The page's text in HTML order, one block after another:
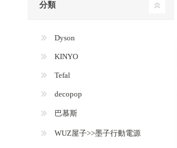
分類
Dyson
KINYO
Tefal
decopop
巴慕斯
WUZ屋子>>墨子行動電源